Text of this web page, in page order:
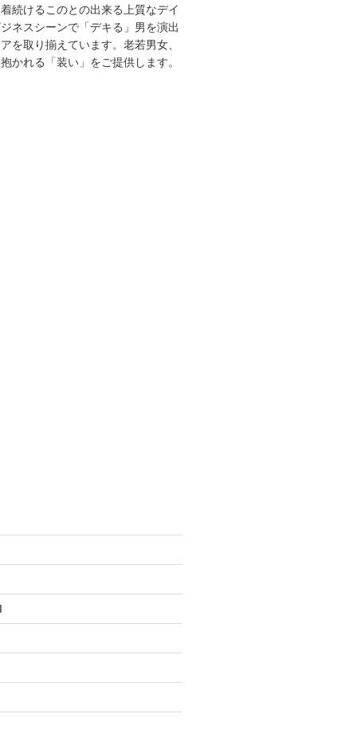
続けるこのとの出来る上質なデイ
ネスシーンで「デキる」男を演出
を取り揃えています。老若男女、
かれる「装い」をご提供します。